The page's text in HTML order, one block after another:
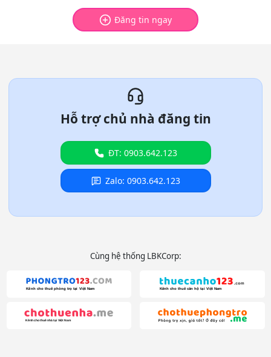
Đăng tin ngay
Hỗ trợ chủ nhà đăng tin
ĐT: 0903.642.123
Zalo: 0903.642.123
Cùng hệ thống LBKCorp: